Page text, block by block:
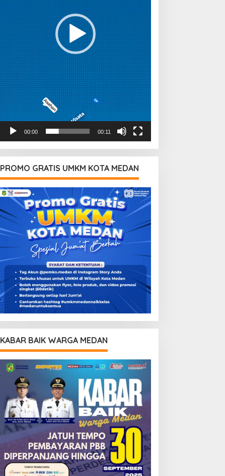
00:00 00:11
PROMO GRATIS UMKM KOTA MEDAN
KABAR BAIK WARGA MEDAN